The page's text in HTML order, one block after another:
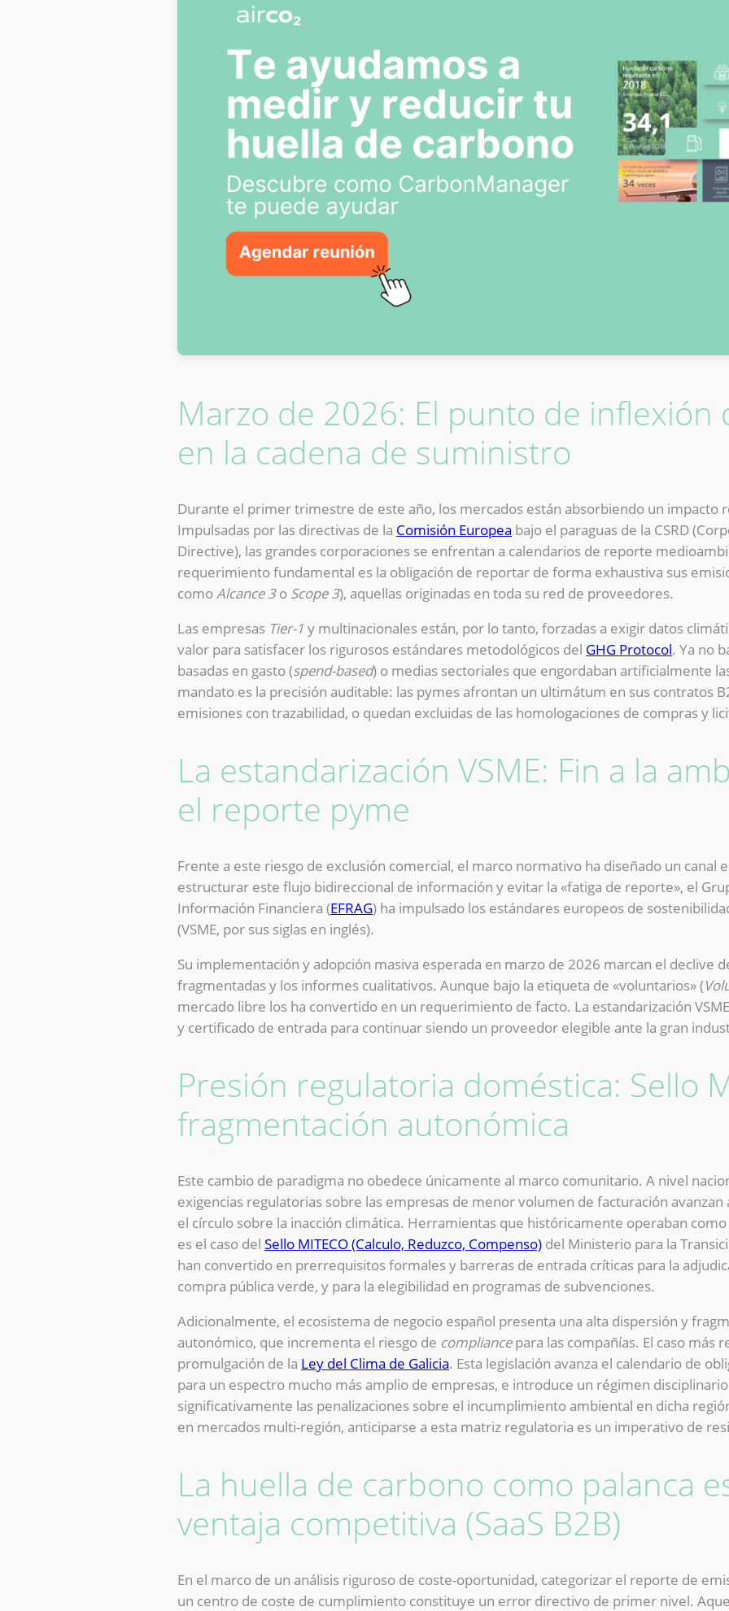
Marzo de 2026: El punto de inflexión
en la cadena de suministro
Durante el primer trimestre de este año, los mercados están absorbiendo un impacto
Impulsadas por las directivas de la Comisión Europea bajo el paraguas de la CSRD
Directive), las grandes corporaciones se enfrentan a calendarios de reporte
requerimiento fundamental es la obligación de reportar de forma exhaustiva sus
comoAlcance 3o Scope 3), aquellas originadas en toda su red de proveedores.
Las empresas Tier-1 y multinacionales están, por lo tanto, forzadas a exigir datos
valor para satisfacer los rigurosos estándares metodológicos del GHG Protocol. Ya no
basadas en gasto (spend-based) o medias sectoriales que engordaban artificialmente
mandato es la precisión auditable: las pymes afrontan un ultimátum en sus contratos
emisiones con trazabilidad, o quedan excluidas de las homologaciones de compras y
La estandarización VSME: Fin a la
el reporte pyme
Frente a este riesgo de exclusión comercial, el marco normativo ha diseñado un canal
estructurar este flujo bidireccional de información y evitar la «fatiga de reporte», el
Información Financiera (EFRAG) ha impulsado los estándares europeos de
(VSME, por sus siglas en inglés).
Su implementación y adopción masiva esperada en marzo de 2026 marcan el declive
fragmentadas y los informes cualitativos. Aunque bajo la etiqueta de «voluntarios» (
mercado libre los ha convertido en un requerimiento de facto. La estandarización
y certificado de entrada para continuar siendo un proveedor elegible ante la gran
Presión regulatoria doméstica: Sello
fragmentación autonómica
Este cambio de paradigma no obedece únicamente al marco comunitario. A nivel
exigencias regulatorias sobre las empresas de menor volumen de facturación
el círculo sobre la inacción climática. Herramientas que históricamente operaban
es el caso del Sello MITECO (Calculo, Reduzco, Compenso) del Ministerio para la
han convertido en prerrequisitos formales y barreras de entrada críticas para la
compra pública verde, y para la elegibilidad en programas de subvenciones.
Adicionalmente, el ecosistema de negocio español presenta una alta dispersión y
autonómico, que incrementa el riesgo de compliancepara las compañías. El caso más
promulgación de la Ley del Clima de Galicia. Esta legislación avanza el calendario de
para un espectro mucho más amplio de empresas, e introduce un régimen
significativamente las penalizaciones sobre el incumplimiento ambiental en dicha
en mercados multi-región, anticiparse a esta matriz regulatoria es un imperativo de
La huella de carbono como palanca
ventaja competitiva (SaaS B2B)
En el marco de un análisis riguroso de coste-oportunidad, categorizar el reporte de
un centro de coste de cumplimiento constituye un error directivo de primer nivel.